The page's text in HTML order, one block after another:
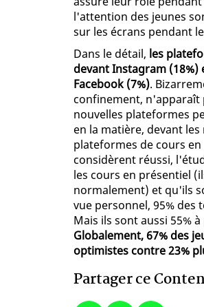
l'attention des jeunes
sur les écrans pendant
Dans le détail, les
devant Instagram (18%)
Facebook (7%).
confinement, n'apparaît
nouvelles plateformes
en la matière, devant
plateformes de cours
considèrent réussi,
les cours en présentiel
normalement) et qu'ils
vue personnel, 95%
Mais ils sont aussi 55%
Globalement, 67% des
optimistes contre 23%
Partager ce